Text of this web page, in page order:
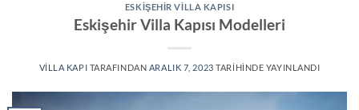
ESKIŞEHIR VILLA KAPISI
Eskişehir Villa Kapısı Modelleri
VILLA KAPI TARAFINDAN ARALIK 7, 2023 TARIHINDE YAYINLANDI